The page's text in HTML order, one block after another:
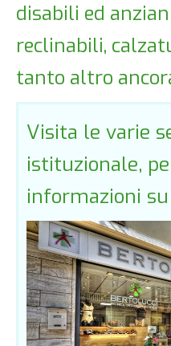
disabili ed
reclinabili,
tanto altro
Visita le varie
istituzionale,
informazioni